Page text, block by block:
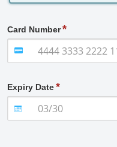
Card Number
Expiry Date